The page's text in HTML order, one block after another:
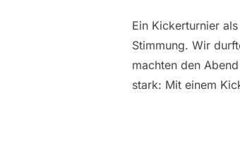
Ein Kickerturnier
Stimmung. Wir
machten den
stark: Mit einem